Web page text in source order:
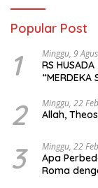
Popular Post
1 Minggu, 9
RS
“MERDEKA
2 Minggu, 22
Allah,
3 Minggu, 22
Apa
Roma